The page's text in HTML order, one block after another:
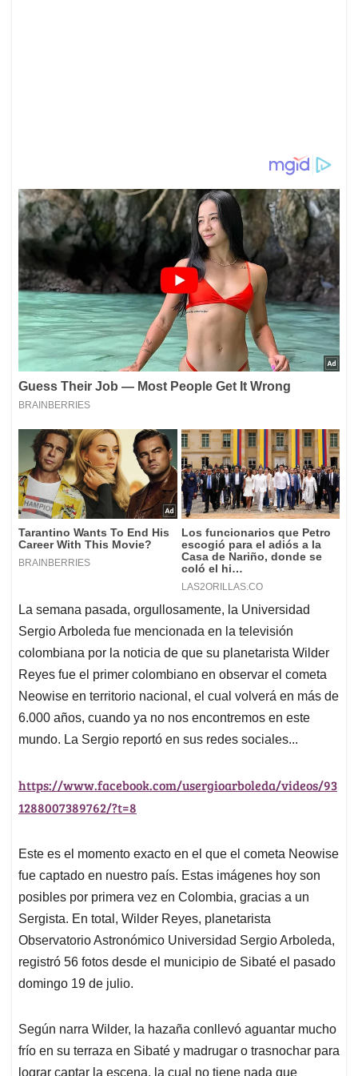
La semana pasada, orgullosamente, la Universidad
Sergio Arboleda fue mencionada en la televisión
colombiana por la noticia de que su planetarista Wilder
Reyes fue el primer colombiano en observar el cometa
Neowise en territorio nacional, el cual volverá en más de
6.000 años, cuando ya no nos encontremos en este
mundo. La Sergio reportó en sus redes sociales...
https://www.facebook.com/usergioarboleda/videos/93
1288007389762/?t=8
Este es el momento exacto en el que el cometa Neowise
fue captado en nuestro país. Estas imágenes hoy son
posibles por primera vez en Colombia, gracias a un
Sergista. En total, Wilder Reyes, planetarista
Observatorio Astronómico Universidad Sergio Arboleda,
registró 56 fotos desde el municipio de Sibaté el pasado
domingo 19 de julio.
Según narra Wilder, la hazaña conllevó aguantar mucho
frío en su terraza en Sibaté y madrugar o trasnochar para
lograr captar la escena, la cual no tiene nada que